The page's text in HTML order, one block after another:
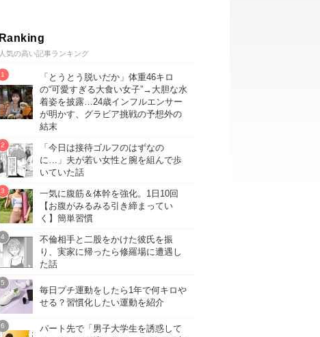
Ranking
人気の高い記事ランキング
「とうとう脱いだか」体重46キロ
の“可愛すぎる大食い女子”→大胆な水
着姿を披露…24歳インフルエンサー
が明かす、グラビア挑戦の予想外の
結末
「今日は接待ゴルフのはずなの
に…」夫が若い女性と腕を組んで歩
いていた話
一気に腹筋＆体幹を強化。1日10回
【お腹がみるみる引き締まってい
く】簡単習慣
不倫相手と二股をかけた彼氏を振
り、実家に帰ったら修羅場に遭遇し
た話
毎日プチ運動をしたら1年で何キロや
せる？習慣化したい運動を紹介
パート先で「男子大学生を誘惑して